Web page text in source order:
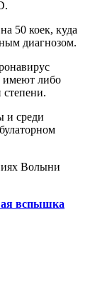
50 коек, куда
диагнозом.
имеют либо
и среди
Волыни
вспышка